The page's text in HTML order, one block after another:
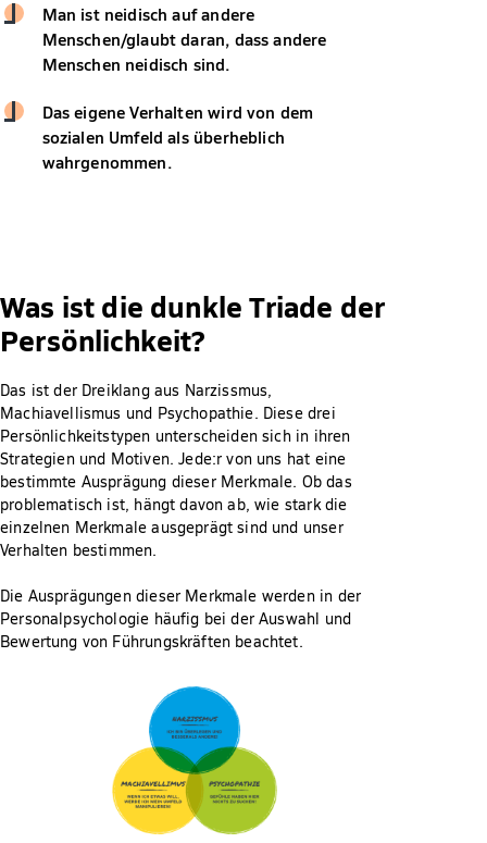
Man ist neidisch auf andere
Menschen/glaubt daran, dass andere
Menschen neidisch sind.
Das eigene Verhalten wird von dem
sozialen Umfeld als überheblich
wahrgenommen.
Was ist die dunkle Triade der
Persönlichkeit?
Das ist der Dreiklang aus Narzissmus,
Machiavellismus und Psychopathie. Diese drei
Persönlichkeitstypen unterscheiden sich in ihren
Strategien und Motiven. Jede:r von uns hat eine
bestimmte Ausprägung dieser Merkmale. Ob das
problematisch ist, hängt davon ab, wie stark die
einzelnen Merkmale ausgeprägt sind und unser
Verhalten bestimmen.
Die Ausprägungen dieser Merkmale werden in der
Personalpsychologie häufig bei der Auswahl und
Bewertung von Führungskräften beachtet.